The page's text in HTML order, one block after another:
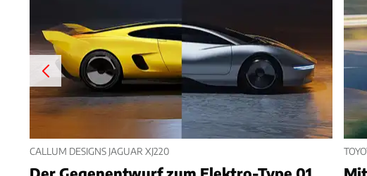
CALLUM DESIGNS JAGUAR XJ220